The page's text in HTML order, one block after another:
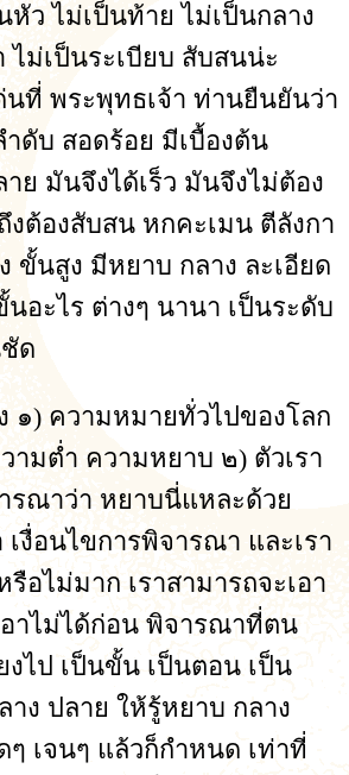
หัว ไม่เป็นท้าย ไม่เป็นกลาง
ไม่เป็นระเบียบ สับสนน่ะ
ที่ พระพุทธเจ้า ท่านยืนยันว่า
ดับ สอดร้อย มีเบื้องต้น
ย มันจึงได้เร็ว มันจึงไม่ต้อง
งต้องสับสน หกคะเมน ตีลังกา
ขั้นสูง มีหยาบ กลาง ละเอียด
ะไร ต่างๆ นานา เป็นระดับ
ด
๑) ความหมายทั่วไปของโลก
ามต่ำ ความหยาบ ๒) ตัวเรา
รณาว่า หยาบนี่แหละด้วย
งื่อนไขการพิจารณา และเรา
อไม่มาก เราสามารถจะเอา
าไม่ได้ก่อน พิจารณาที่ตน
งไป เป็นขั้น เป็นตอน เป็น
าง ปลาย ให้รู้หยาบ กลาง
ๆ เจนๆ แล้วก็กำหนด เท่าที่